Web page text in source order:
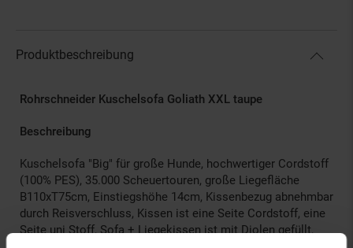
Produktbeschreibung
Rohrschneider Kuschelsofa Goliath XXL taupe
Beschreibung
Kuschelsofa "Big" für große Hunde, hochwertiger Cordstoff
(100% PES), 35.000 Scheuertouren, große Liegefläche
B110xT75cm, Einstiegshöhe 14cm, Kissenbezug abnehmbar
durch Reisverschluss, Kissen ist eine Seite Cordstoff, eine
Seite uni Stoff, Sofa + Liegekissen ist mit Diolen gefüllt,